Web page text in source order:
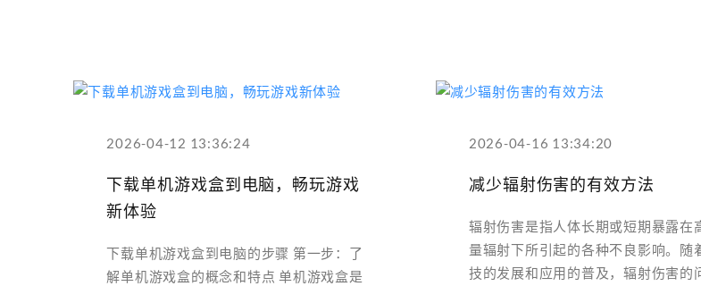
2026-04-12 13:36:24
下载单机游戏盒到电脑，畅玩游戏
新体验
下载单机游戏盒到电脑的步骤 第一步：了
解单机游戏盒的概念和特点 单机游戏盒是
2026-04-16 13:34:20
减少辐射伤害的有效方法
辐射伤害是指人体长期或短期暴露在
量辐射下所引起的各种不良影响。随
技的发展和应用的普及，辐射伤害的